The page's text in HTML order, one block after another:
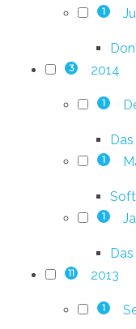
1
3 2014
1
1
1
11 2013
1